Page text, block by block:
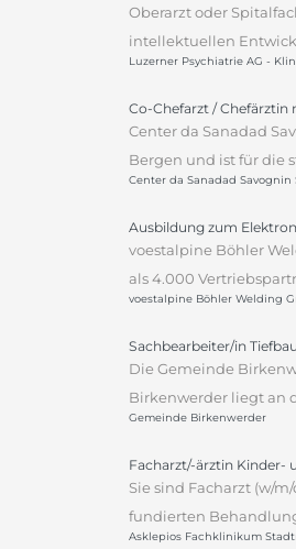
Oberarzt oder
intellektuellen
Luzerner Psychiatrie AG -
Co-Chefarzt / Chefärztin
Center da Sanadad
Bergen und ist für die
Center da Sanadad
Ausbildung zum
voestalpine Böhler
als 4.000
voestalpine Böhler Welding
Sachbearbeiter/in Tiefbau
Die Gemeinde
Birkenwerder liegt an
Gemeinde Birkenwerder
Facharzt/-ärztin Kinder-
Sie sind Facharzt (w/
fundierten
Asklepios Fachklinikum